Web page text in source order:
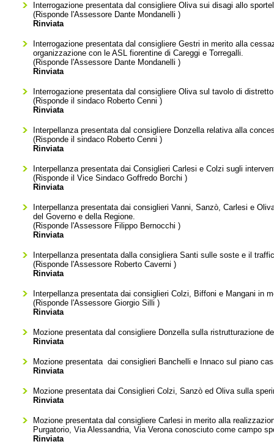
Interrogazione presentata dal consigliere Oliva sui disagi allo
(Risponde l'Assessore Dante Mondanelli )
Rinviata
Interrogazione presentata dal consigliere Gestri in merito alla
organizzazione con le ASL fiorentine di Careggi e Torregalli.
(Risponde l'Assessore Dante Mondanelli )
Rinviata
Interrogazione presentata dal consigliere Oliva sul tavolo di distretto
(Risponde il sindaco Roberto Cenni )
Rinviata
Interpellanza presentata dal consigliere Donzella relativa alla
(Risponde il sindaco Roberto Cenni )
Rinviata
Interpellanza presentata dai Consiglieri Carlesi e Colzi sugli
(Risponde il Vice SindacoGoffredo Borchi )
Rinviata
Interpellanza presentata dai consiglieri Vanni, Sanzò, Carlesi e
del Governo e della Regione.
(Risponde l'Assessore Filippo Bernocchi )
Rinviata
Interpellanza presentata dalla consigliera Santi sulle soste e il
(Risponde l'Assessore Roberto Caverni )
Rinviata
Interpellanza presentata dai consiglieri Colzi, Biffoni e Mangani in
(Risponde l'AssessoreGiorgio Silli )
Rinviata
Mozione presentata dal consigliere Donzella sulla ristrutturazione
Rinviata
Mozione presentata dai consiglieri Banchelli e Innaco sul piano
Rinviata
Mozione presentata dai Consiglieri Colzi, Sanzò ed Oliva sulla
Rinviata
Mozione presentata dal consigliere Carlesi in merito alla
Purgatorio, Via Alessandria, Via Verona conosciuto come campo
Rinviata